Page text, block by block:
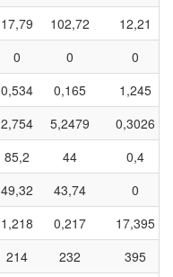
17,79 102,72
12,21
0 0
0
0,534 0,165
1,245
2,754 5,2479
0,3026
85,2 44
0,4
49,32 43,74
0
1,218 0,217
17,395
214 232
395